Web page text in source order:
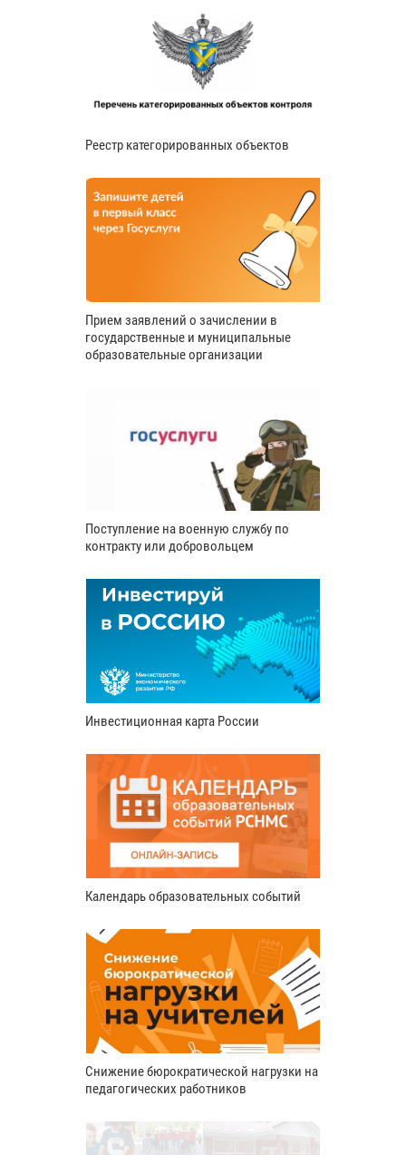
Реестр категорированных объектов
Прием заявлений о зачислении в
государственные и муниципальные
образовательные организации
Поступление на военную службу по
контракту или добровольцем
Инвестиционная карта России
Календарь образовательных событий
Снижение бюрократической нагрузки на
педагогических работников